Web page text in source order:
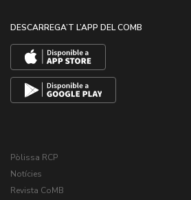
DESCARREGA’T L’APP DEL COMB
Pòlissa RCP
Notícies
Revista CoMB